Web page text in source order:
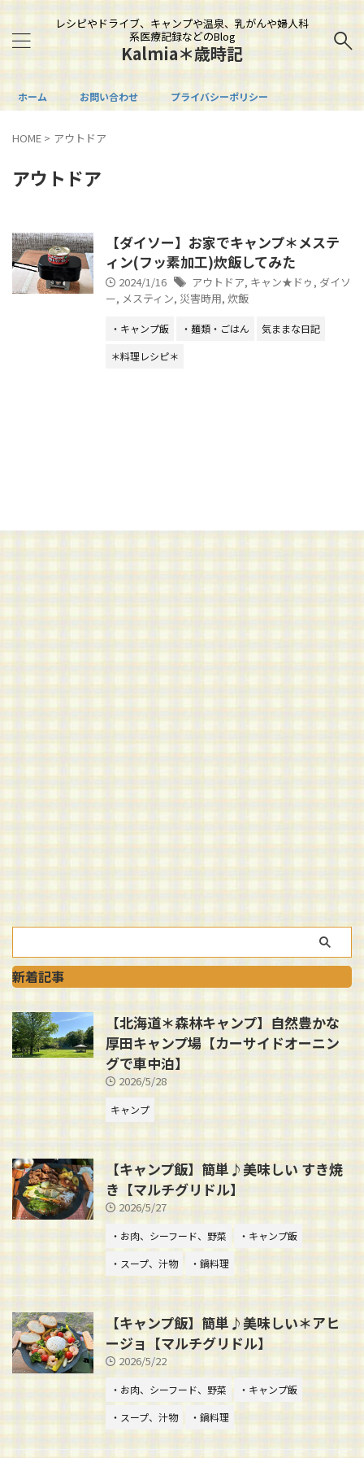
レシピやドライブ、キャンプや温泉、乳がんや婦人科
系医療記録などのBlog
Kalmia＊歳時記
ホーム お問い合わせ プライバシーポリシー
HOME > アウトドア
アウトドア
【ダイソー】お家でキャンプ＊メステ
ィン(フッ素加工)炊飯してみた
2024/1/16 アウトドア, キャン★ドゥ , ダイソ
ー, メスティン, 災害時用, 炊飯
・キャンプ飯 ・麺類・ごはん
気ままな日記
＊料理レシピ＊
新着記事
【北海道＊森林キャンプ】自然豊かな
厚田キャンプ場【カーサイドオーニン
グで車中泊】
2026/5/28
キャンプ
【キャンプ飯】簡単♪美味しい すき焼
き【マルチグリドル】
2026/5/27
・お肉、シーフード、野菜
・キャンプ飯
・スープ、汁物
・鍋料理
【キャンプ飯】簡単♪美味しい＊アヒ
ージョ【マルチグリドル】
2026/5/22
・お肉、シーフード、野菜
・キャンプ飯
・スープ、汁物
・鍋料理